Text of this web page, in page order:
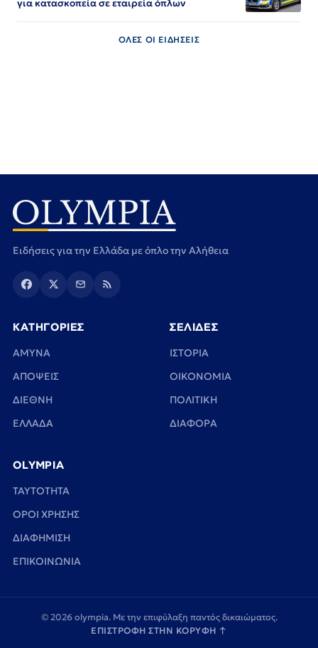
για κατασκοπεία σε εταιρεία όπλων
ΟΛΕΣ ΟΙ ΕΙΔΗΣΕΙΣ
Ειδήσεις για την Ελλάδα με όπλο την Αλήθεια
ΚΑΤΗΓΟΡΙΕΣ
ΑΜΥΝΑ
ΑΠΟΨΕΙΣ
ΔΙΕΘΝΗ
ΕΛΛΑΔΑ
ΣΕΛΙΔΕΣ
ΙΣΤΟΡΙΑ
ΟΙΚΟΝΟΜΙΑ
ΠΟΛΙΤΙΚΗ
ΔΙΑΦΟΡΑ
OLYMPIA
TAYTOTHTA
ΟΡΟΙ ΧΡΗΣΗΣ
ΔΙΑΦΗΜΙΣΗ
ΕΠΙΚΟΙΝΩΝΙΑ
© 2026 olympia. Με την επιφύλαξη παντός δικαιώματος.
ΕΠΙΣΤΡΟΦΗ ΣΤΗΝ ΚΟΡΥΦΗ ↑